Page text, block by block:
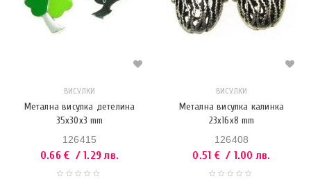
ВИСУЛКИ
Метална висулка детелина
35x30x3 mm
126415
0.66€ / 1.29 лв.
ВИСУЛКИ
Метална висулка калинка
23x16x8 mm
126408
0.51 € / 1.00 лв.